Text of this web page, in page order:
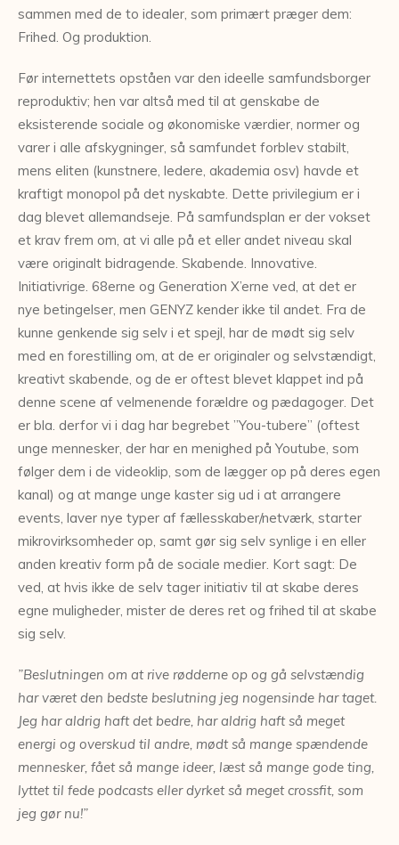
sammen med de to idealer, som primært præger dem:
Frihed. Og produktion.
Før internettets opståen var den ideelle samfundsborger
reproduktiv; hen var altså med til at genskabe de
eksisterende sociale og økonomiske værdier, normer og
varer i alle afskygninger, så samfundet forblev stabilt,
mens eliten (kunstnere, ledere, akademia osv) havde et
kraftigt monopol på det nyskabte. Dette privilegium er i
dag blevet allemandseje. På samfundsplan er der vokset
et krav frem om, at vi alle på et eller andet niveau skal
være originalt bidragende. Skabende. Innovative.
Initiativrige. 68erne og Generation X’erne ved, at det er
nye betingelser, men GENYZ kender ikke til andet. Fra de
kunne genkende sig selv i et spejl, har de mødt sig selv
med en forestilling om, at de er originaler og selvstændigt,
kreativt skabende, og de er oftest blevet klappet ind på
denne scene af velmenende forældre og pædagoger. Det
er bla. derfor vi i dag har begrebet ”You-tubere” (oftest
unge mennesker, der har en menighed på Youtube, som
følger dem i de videoklip, som de lægger op på deres egen
kanal) og at mange unge kaster sig ud i at arrangere
events, laver nye typer af fællesskaber/netværk, starter
mikrovirksomheder op, samt gør sig selv synlige i en eller
anden kreativ form på de sociale medier. Kort sagt: De
ved, at hvis ikke de selv tager initiativ til at skabe deres
egne muligheder, mister de deres ret og frihed til at skabe
sig selv.
”Beslutningen om at rive rødderne op og gå selvstændig
har været den bedste beslutning jeg nogensinde har taget.
Jeg har aldrig haft det bedre, har aldrig haft så meget
energi og overskud til andre, mødt så mange spændende
mennesker, fået så mange ideer, læst så mange gode ting,
lyttet til fede podcasts eller dyrket så meget crossfit, som
jeg gør nu!”